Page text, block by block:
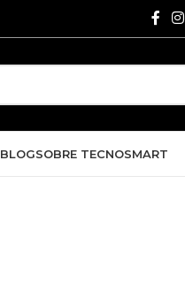
BLOGSOBRE TECNOSMART